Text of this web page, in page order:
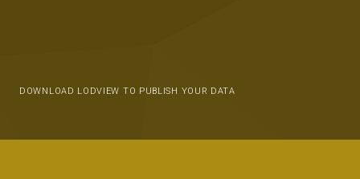
DOWNLOAD LODVIEW TO PUBLISH YOUR DATA